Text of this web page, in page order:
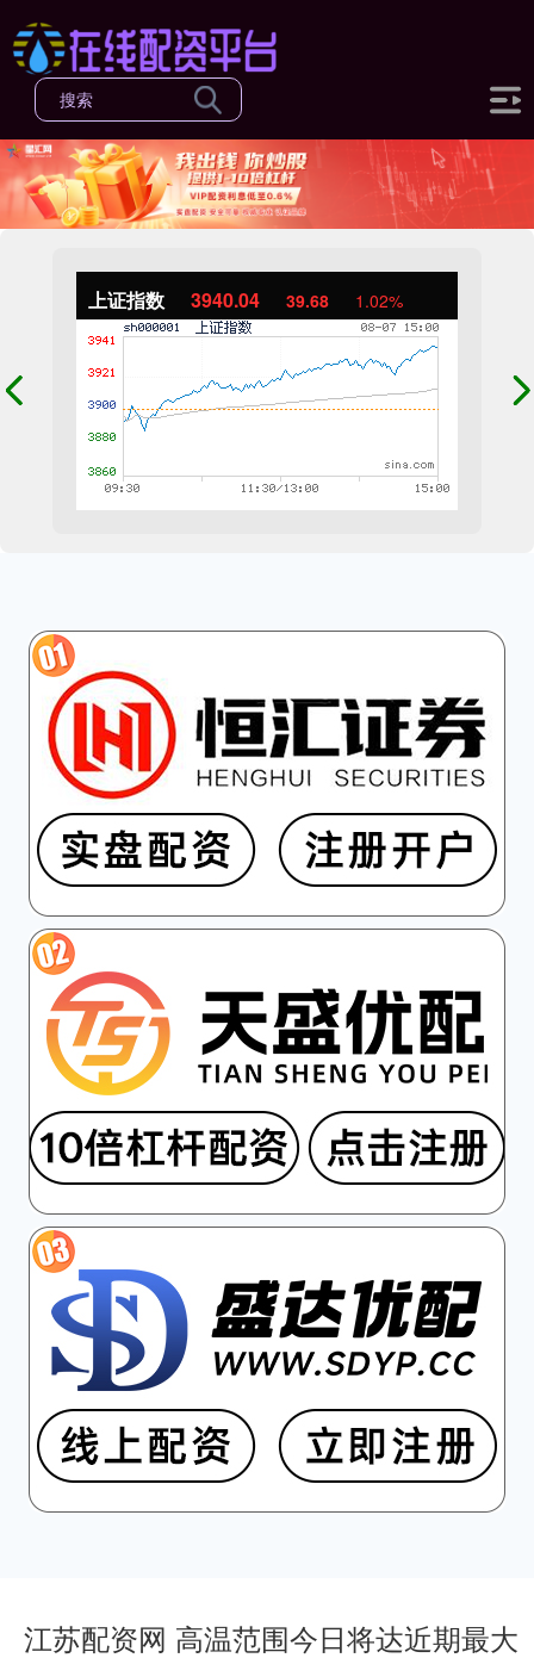
上证指数 3940.04 39.68 1.02%
江苏配资网 高温范围今日将达近期最大